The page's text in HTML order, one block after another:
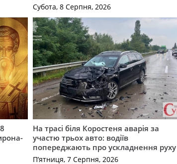
Субота, 8 Серпня, 2026
На трасі біля Коростеня аварія за
участю трьох авто: водіїв
попереджають про ускладнення руху
П’ятниця, 7 Серпня, 2026